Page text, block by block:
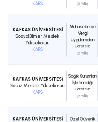
KARS
(2 Yıllık)
KAFKAS ÜNİVERSİTESİ
Sosyal Bilimler Meslek
Yüksekokulu
KARS
Muhasebe ve
Vergi
Uygulamaları
Ücretsiz
(2 Yıllık)
KAFKAS ÜNİVERSİTESİ
Susuz Meslek Yüksekokulu
KARS
Sağlık Kurumları
İşletmeciliği
Ücretsiz
(2 Yıllık)
KAFKAS ÜNİVERSİTESİ
Özel Güvenlik